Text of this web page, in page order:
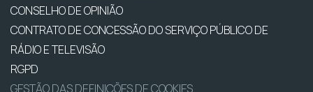
CONSELHO DE OPINIÃO
CONTRATO DE CONCESSÃO DO SERVIÇO PÚBLICO DE
RÁDIO E TELEVISÃO
RGPD
GESTÃO DAS DEFINIÇÕES DE COOKIES